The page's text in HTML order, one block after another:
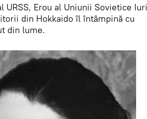
Erou al Uniunii Sovietice Iuri
din Hokkaido îl întâmpină cu
din lume.